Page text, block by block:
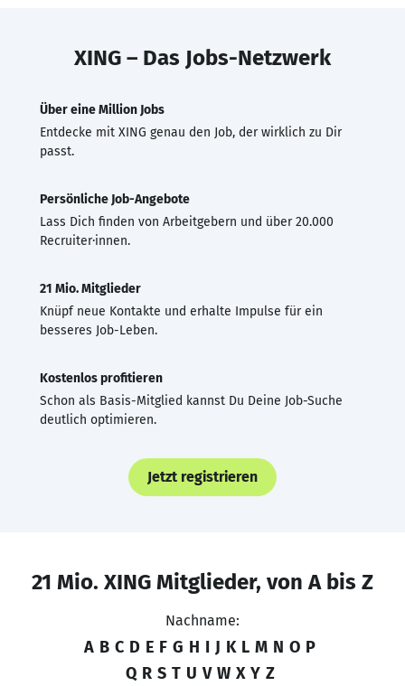
XING – Das Jobs-Netzwerk
Über eine Million Jobs
Entdecke mit XING genau den Job, der wirklich zu Dir
passt.
Persönliche Job-Angebote
Lass Dich finden von Arbeitgebern und über 20.000
Recruiter·innen.
21 Mio. Mitglieder
Knüpf neue Kontakte und erhalte Impulse für ein
besseres Job-Leben.
Kostenlos profitieren
Schon als Basis-Mitglied kannst Du Deine Job-Suche
deutlich optimieren.
Jetzt registrieren
21 Mio. XING Mitglieder, von A bis Z
Nachname:
A B C D E F G H I J K L M N O P
Q R S T U V W X Y Z